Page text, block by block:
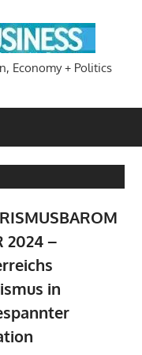
Economy + Politics
2024 –
in